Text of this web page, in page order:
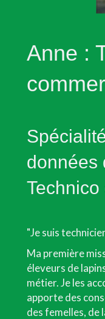
Anne :
données
"Je suis
Ma première
éleveurs de
métier. Je les
apporte des
des femelles, de